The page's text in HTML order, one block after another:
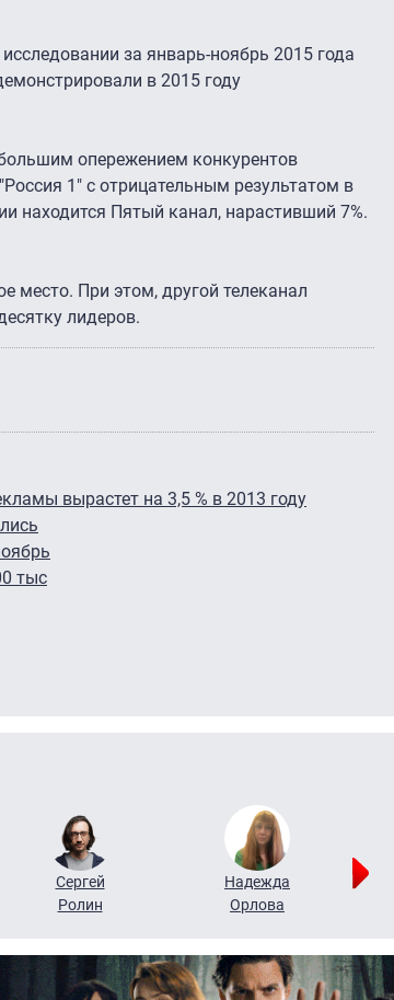
за январь-ноябрь 2015 года
в 2015 году
опережением конкурентов
1" с отрицательным результатом в
находится Пятый канал, нарастивший 7%.
При этом, другой телеканал
лидеров.
вырастет на 3,5 % в 2013 году
тыс
Сергей
Ролин
Надежда
Орлова